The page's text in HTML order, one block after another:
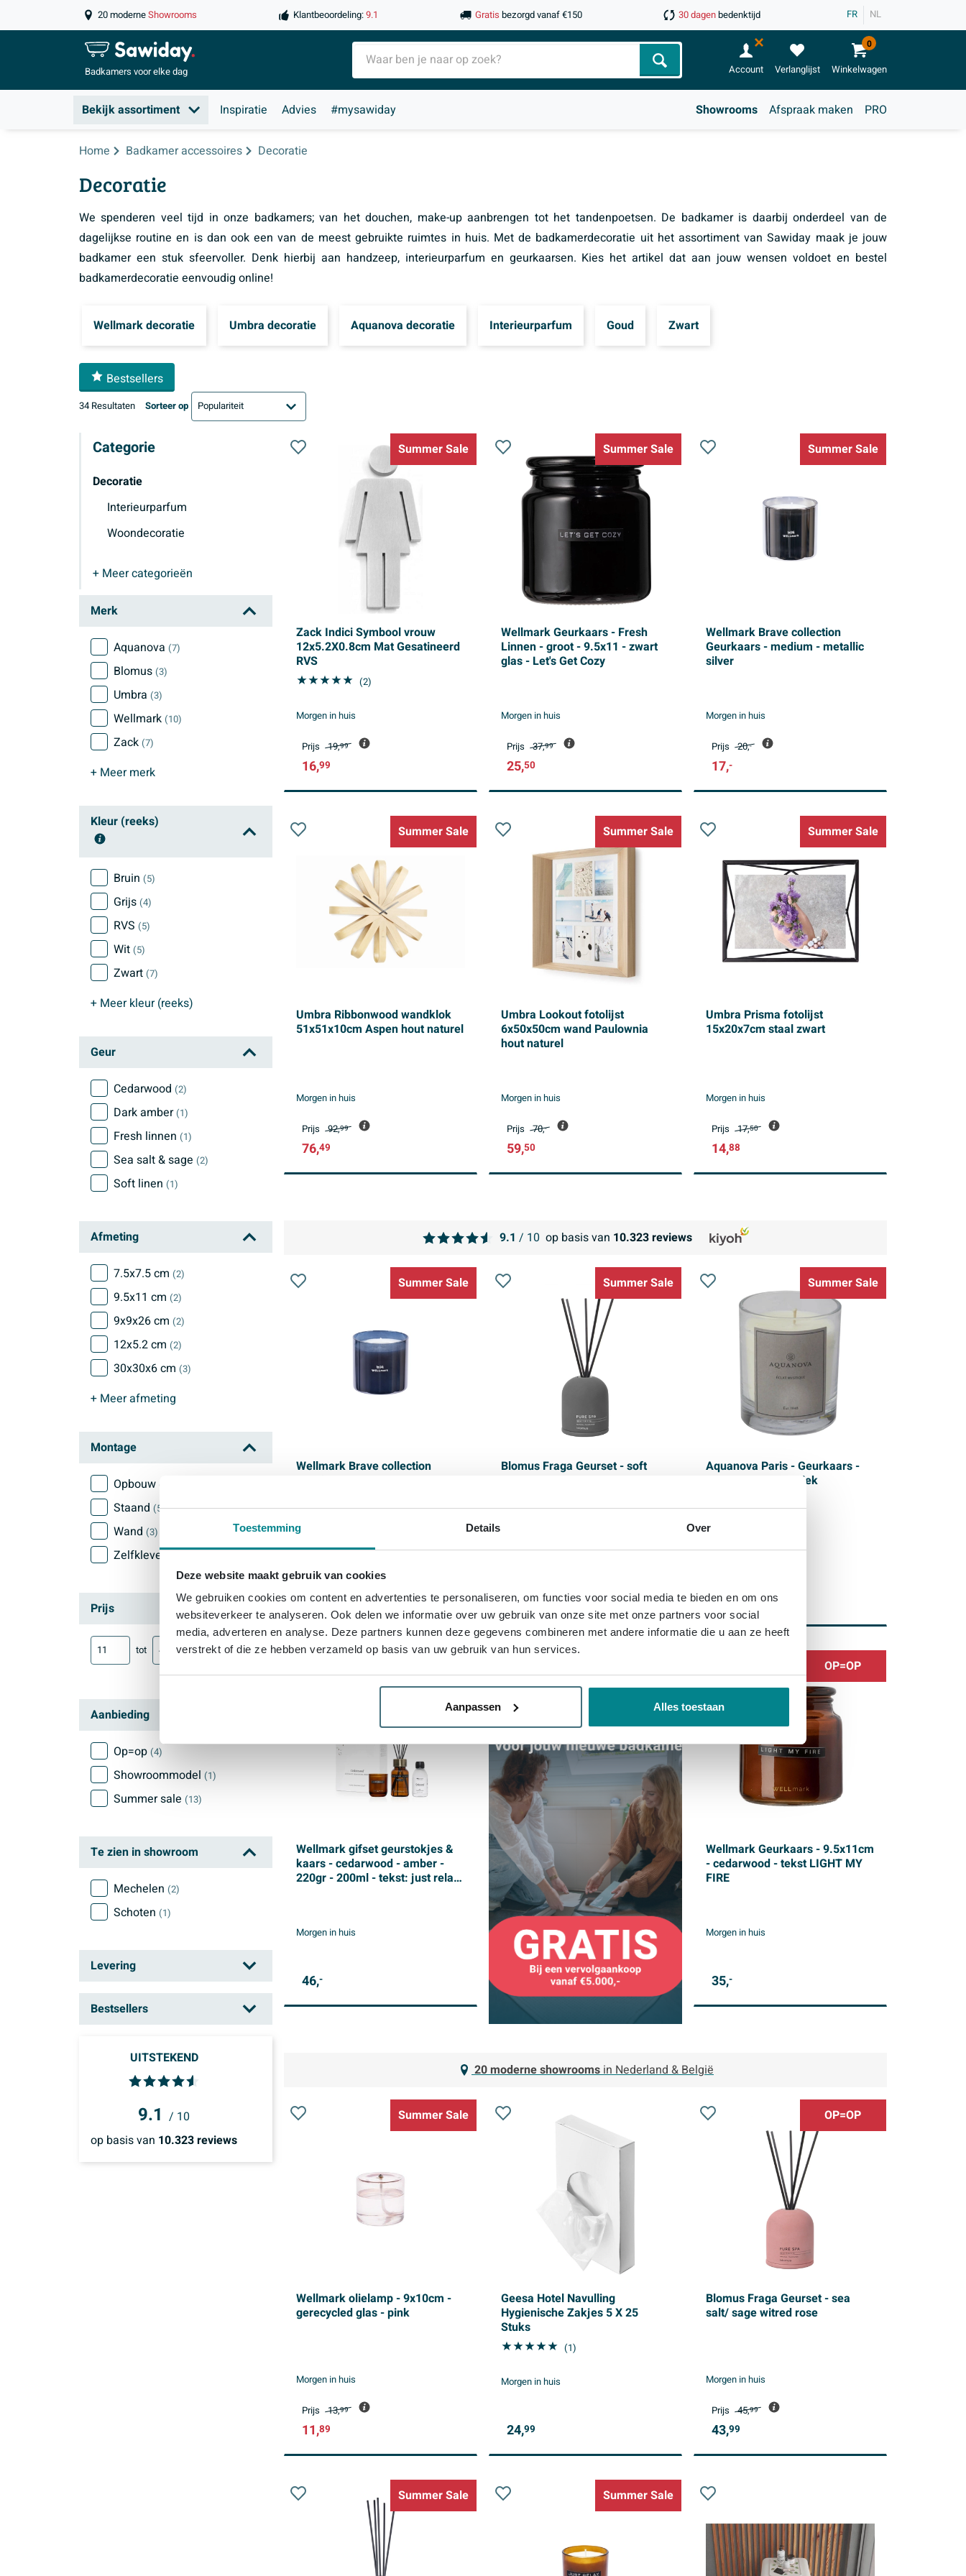
Toestemming Details Over
Deze website maakt gebruik van cookies
We gebruiken cookies om content en advertenties te personaliseren, om functies voor social media te bieden en om ons
websiteverkeer te analyseren. Ook delen we informatie over uw gebruik van onze site met onze partners voor social
media, adverteren en analyse. Deze partners kunnen deze gegevens combineren met andere informatie die u aan ze heeft
verstrekt of die ze hebben verzameld op basis van uw gebruik van hun services.
Aanpassen Alles toestaan
20 moderneShowrooms Klantbeoordeling:9.1 Gratis bezorgd vanaf €150 30 dagenbedenktijd FR NL
Badkamers voor elke dag Zoeken Account Verlanglijst Winkelwagen
0
Bekijk assortiment Inspiratie Advies #mysawiday Showrooms Afspraak maken PRO
Home Badkamer accessoires Decoratie
Decoratie
We spenderen veel tijd in onze badkamers; van het douchen, make-up aanbrengen tot het tandenpoetsen. De badkamer is daarbij onderdeel van de
dagelijkse routine en is dan ook een van de meest gebruikte ruimtes in huis. Met de badkamerdecoratie uit het assortiment van Sawiday maak je jouw
badkamer een stuk sfeervoller. Denk hierbij aan handzeep, interieurparfum en geurkaarsen. Kies het artikel dat aan jouw wensen voldoet en bestel
badkamerdecoratie eenvoudig online!
Wellmark decoratie Umbra decoratie Aquanova decoratie Interieurparfum Goud Zwart
Bestsellers
34 Resultaten Sorteer op
Categorie
Decoratie
Interieurparfum
Woondecoratie
+ Meercategorieën
Decoratie
Merk
Aquanova (7)
Blomus (3)
Umbra (3)
Wellmark (10)
Zack (7)
+ Meermerk
Kleur (reeks)
Bruin (5)
Grijs (4)
RVS (5)
Wit (5)
Zwart (7)
+ Meerkleur (reeks)
Geur
Cedarwood (2)
Dark amber(1)
Fresh linnen (1)
Sea salt & sage (2)
Soft linen (1)
Afmeting
7.5x7.5 cm (2)
9.5x11 cm (2)
9x9x26 cm (2)
12x5.2 cm (2)
30x30x6 cm (3)
+ Meerafmeting
Montage
Opbouw (2)
Staand (5)
Wand (3)
Zelfklevend
Prijs
tot
Aanbieding
Op=op (4)
Showroommodel (1)
Summer sale (13)
Te zien in showroom
Mechelen (2)
Schoten (1)
Levering
Morgen in huis
Binnen 3 dagen(19)
Binnen 1 week(21)
Binnen 2 weken
Bestsellers
UITSTEKEND
9.1 / 10
op basis van 10.323reviews
Summer Sale
Zack Indici Symbool vrouw
12x5.2X0.8cm Mat Gesatineerd
RVS
(2)
Morgen in huis
Prijs 19,99
16,99
Summer Sale
Wellmark Geurkaars - Fresh
Linnen - groot - 9.5x11 - zwart
glas - Let's Get Cozy
Morgen in huis
Prijs 37,99
25,50
Summer Sale
Wellmark Brave collection
Geurkaars - medium - metallic
silver
Morgen in huis
Prijs 20,-
17,-
Summer Sale
Umbra Ribbonwood wandklok
51x51x10cm Aspen hout naturel
Morgen in huis
Prijs 92,99
76,49
Summer Sale
Umbra Lookout fotolijst
6x50x50cm wand Paulownia
hout naturel
Morgen in huis
Prijs 70,-
59,50
Summer Sale
Umbra Prisma fotolijst
15x20x7cm staal zwart
Morgen in huis
Prijs 17,50
14,88
Summer Sale
Wellmark Brave collection
Morgen in huis
Prijs 17,32
14,72
Summer Sale
Blomus Fraga Geurset - soft
Morgen in huis
37,39
Summer Sale
Aquanova Paris - Geurkaars -
200gr. - Eclat mystiek
Morgen in huis
33,98
Wellmark gifset geurstokjes &
kaars - cedarwood - amber -
220gr - 200ml - tekst: just relax
Morgen in huis
46,-
OP=OP
Wellmark Geurkaars - 9.5x11cm
- cedarwood - tekst LIGHT MY
FIRE
Morgen in huis
35,-
Summer Sale
Wellmark olielamp - 9x10cm -
gerecycled glas - pink
Morgen in huis
Prijs 13,99
11,89
Geesa Hotel Navulling
Hygienische Zakjes 5 X 25
Stuks
(1)
Morgen in huis
24,99
OP=OP
Blomus Fraga Geurset - sea
salt/ sage witred rose
Morgen in huis
Prijs 45,99
43,99
Summer Sale Summer Sale
9.1 / 10 op basis van 10.323reviews
20 moderne showroomsin Nederland & België